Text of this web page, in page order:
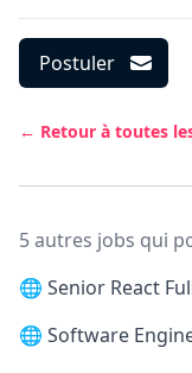
Postuler
← Retour à toutes
5 autres jobs qui
🌐 Senior React
🌐 Software